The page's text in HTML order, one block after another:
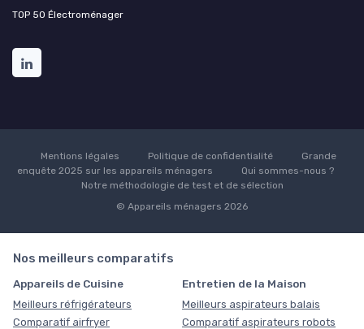
TOP 50 Électroménager
Mentions légales Politique de confidentialité
Grande
enquête 2025 sur les appareils ménagers
Qui sommes-nous ?
Notre méthodologie de test et de sélection
© Appareils ménagers 2026
Nos meilleurs comparatifs
Appareils de Cuisine
Meilleurs réfrigérateurs
Comparatif airfryer
Entretien de la Maison
Meilleurs aspirateurs balais
Comparatif aspirateurs robots